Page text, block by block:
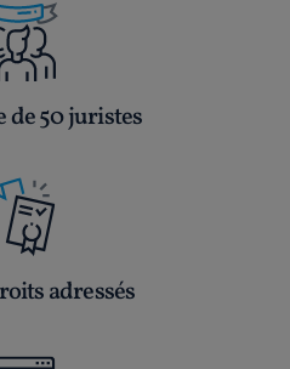
de 50 juristes
adressés